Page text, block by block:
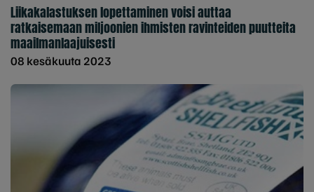
Liikakalastuksen lopettaminen voisi auttaa
ratkaisemaan miljoonien ihmisten ravinteiden puutteita
maailmanlaajuisesti
08 kesäkuuta 2023